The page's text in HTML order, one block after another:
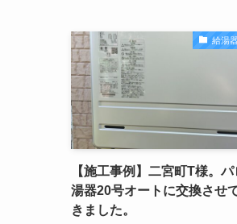
給湯
【施工事例】二宮町T様。
湯器20号オートに交換させ
きました。